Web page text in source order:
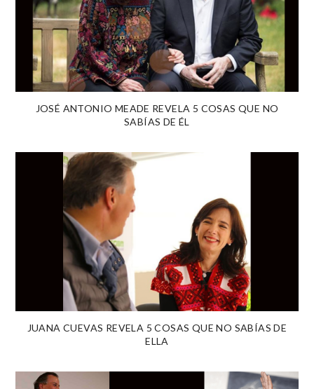
JOSÉ ANTONIO MEADE REVELA 5 COSAS QUE NO
SABÍAS DE ÉL
JUANA CUEVAS REVELA 5 COSAS QUE NO SABÍAS DE
ELLA